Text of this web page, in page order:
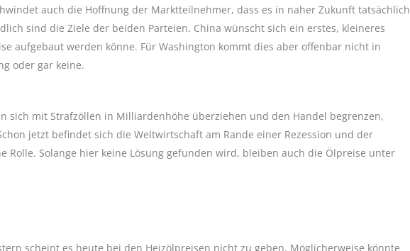
auch die Hoffnung der Marktteilnehmer, dass es in naher Zukunft tatsächlich
sind die Ziele der beiden Parteien. China wünscht sich ein erstes, kleineres
aufgebaut werden könne. Für Washington kommt dies aber offenbar nicht in
oder gar keine.
sich mit Strafzöllen in Milliardenhöhe überziehen und den Handel begrenzen,
jetzt befindet sich die Weltwirtschaft am Rande einer Rezession und der
Rolle. Solange hier keine Lösung gefunden wird, bleiben auch die Ölpreise unter
scheint es heute bei den Heizölpreisen nicht zu geben. Möglicherweise könnte